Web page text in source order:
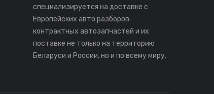
специализируется на доставке с
Европейских авто разборов
контрактных автозапчастей и их
поставке не только на территорию
Беларуси и России, но и по всему миру.